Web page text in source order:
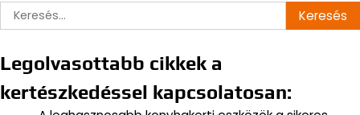
Keresés:
Legolvasottabb cikkek a
kertészkedéssel kapcsolatosan: